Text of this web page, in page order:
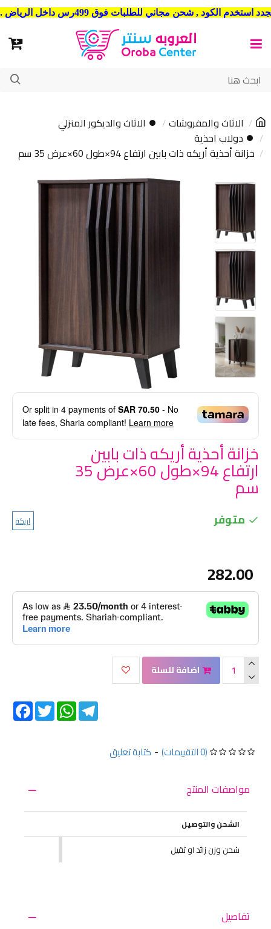
شحن مجاني للطلبات فوق 499رس داخل الرياض . وشحن الي جميع مدن المملكة العربية السعودية
الاثاث والمفروشات
⏺ الاثاث والديكور المنزلي
⏺ دولاب احذية
خزانة أحذية أريكه ذات بابين ارتفاع 94×طول 60×عرض 35 سم
Or split in 4 payments of SAR 70.50 - No
late fees, Sharia compliant! Learn more
خزانة أحذية أريكه ذات بابين
ارتفاع 94×طول 60×عرض 35
سم
متوفر اريكة
(0 التقييمات) - كتابة تعليق
282.00
اضافة للسلة
Twitter
WhatsAppTelegram
مواصفات المنتج
الشحن والتوصيل
شحن وزن زائد او ثقيل
تفاصيل